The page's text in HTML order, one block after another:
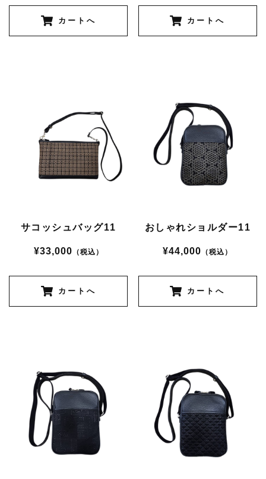
カートへ カートへ
サコッシュバッグ11
¥33,000 （税込）
カートへ
おしゃれショルダー11
¥44,000 （税込）
カートへ